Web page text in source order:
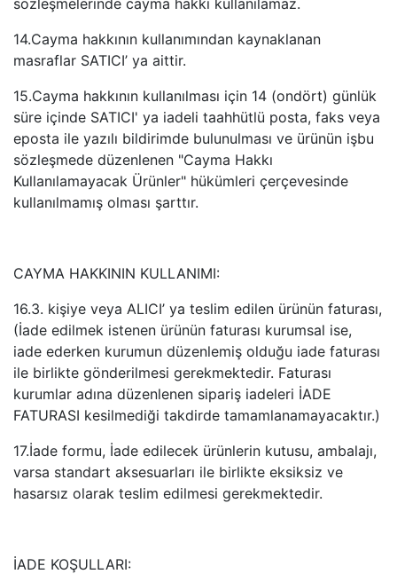
sözleşmelerinde cayma hakkı kullanılamaz.
14.Cayma hakkının kullanımından kaynaklanan
masraflar SATICI’ ya aittir.
15.Cayma hakkının kullanılması için 14 (ondört) günlük
süre içinde SATICI' ya iadeli taahhütlü posta, faks veya
eposta ile yazılı bildirimde bulunulması ve ürünün işbu
sözleşmede düzenlenen "Cayma Hakkı
Kullanılamayacak Ürünler" hükümleri çerçevesinde
kullanılmamış olması şarttır.
CAYMA HAKKININ KULLANIMI:
16.3. kişiye veya ALICI’ ya teslim edilen ürünün faturası,
(İade edilmek istenen ürünün faturası kurumsal ise,
iade ederken kurumun düzenlemiş olduğu iade faturası
ile birlikte gönderilmesi gerekmektedir. Faturası
kurumlar adına düzenlenen sipariş iadeleri İADE
FATURASI kesilmediği takdirde tamamlanamayacaktır.)
17.İade formu, İade edilecek ürünlerin kutusu, ambalajı,
varsa standart aksesuarları ile birlikte eksiksiz ve
hasarsız olarak teslim edilmesi gerekmektedir.
İADE KOŞULLARI: